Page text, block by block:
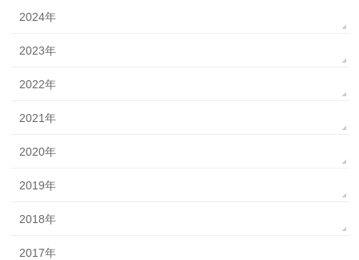
2024年
2023年
2022年
2021年
2020年
2019年
2018年
2017年